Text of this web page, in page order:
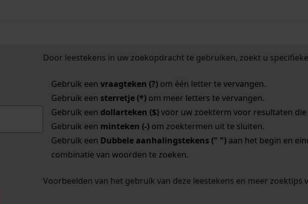
Door leestekens in uw zoekopdracht te gebruiken, zoekt u
Gebruik een vraagteken (?)om één letter te vervangen.
Gebruik een sterretje (*)om meer letters te vervangen.
Gebruik een dollarteken ($)voor uw zoekterm voor resultaten die
Gebruik een minteken (-)om zoektermen uit te sluiten.
Gebruik een Dubbele aanhalingstekens (" ")aan het begin en
combinatie van woorden te zoeken.
Voorbeelden van het gebruik van deze leestekens en meer zoektips